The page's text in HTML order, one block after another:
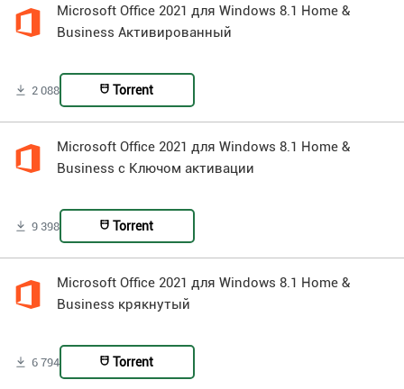
Microsoft Office 2021 для Windows 8.1 Home &
Business Активированный
2 088 Torrent
Microsoft Office 2021 для Windows 8.1 Home &
Business с Ключом активации
9 398 Torrent
Microsoft Office 2021 для Windows 8.1 Home &
Business крякнутый
6 794 Torrent